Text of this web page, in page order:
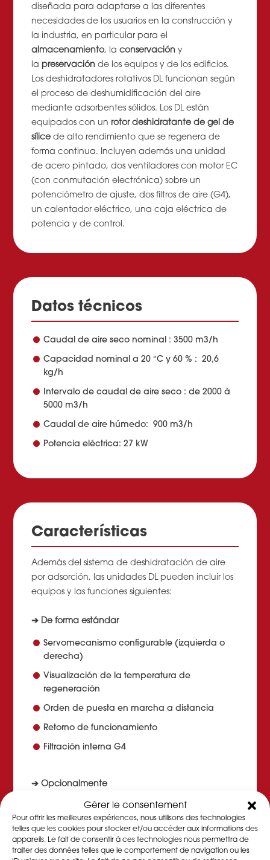
Gérer le consentement
Pour offrir les meilleures expériences, nous utilisons des technologies
telles que les cookies pour stocker et/ou accéder aux informations des
appareils. Le fait de consentir à ces technologies nous permettra de
traiter des données telles que le comportement de navigation ou les
diseñada para adaptarse a las diferentes
necesidades de los usuarios en la construcción y
la industria, en particular para el
almacenamiento, laconservación y
la preservación de los equipos y de los edificios.
Los deshidratadores rotativos DL funcionan según
el proceso de deshumidificación del aire
mediante adsorbentes sólidos. Los DL están
equipados con un rotor deshidratante de gel de
sílice de alto rendimiento que se regenera de
forma continua. Incluyen además una unidad
de acero pintado, dos ventiladores con motor EC
(con conmutación electrónica) sobre un
potenciómetro de ajuste, dos filtros de aire (G4),
un calentador eléctrico, una caja eléctrica de
potencia y de control.
Datos técnicos
Caudal de aire seco nominal : 3500 m3/h
Capacidad nominal a 20 °C y 60 % : 20,6
kg/h
Intervalo de caudal de aire seco : de 2000 à
5000 m3/h
Caudal de aire húmedo: 900 m3/h
Potencia eléctrica: 27 kW
Características
Además del sistema de deshidratación de aire
por adsorción, las unidades DL pueden incluir los
equipos y las funciones siguientes:
➔ De forma estándar
Servomecanismo configurable (izquierda o
derecha)
Visualización de la temperatura de
regeneración
Orden de puesta en marcha a distancia
Retorno de funcionamiento
Filtración interna G4
➔ Opcionalmente
Regulación de la higrometría (TOR)
Tiempo de funcionamiento
Obstrucción de los filtros